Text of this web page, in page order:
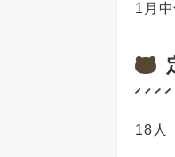
1月
18人